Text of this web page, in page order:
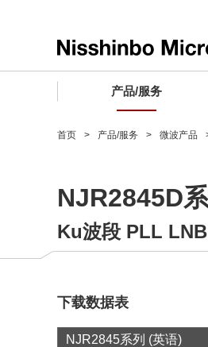
产品/服务
微波产品
晶圆代工服务
车载用IC
工业设备用IC
微波产品
微波产品
寻找交叉参考产品
电子器件
微波产品
微波产品
企业理念
公司简介
业务地点
CSR活动 (日本)
首页 产品/服务 微波产品
NJR2845D
Ku波段 PLL
下载数据表
NJR2845系列 (英语)